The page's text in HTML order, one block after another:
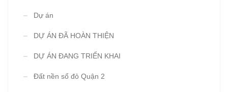
Dự án
DỰ ÁN ĐÃ HOÀN THIỆN
DỰ ÁN ĐANG TRIỂN KHAI
Đất nền sổ đỏ Quận 2